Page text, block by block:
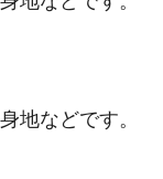
地などです。